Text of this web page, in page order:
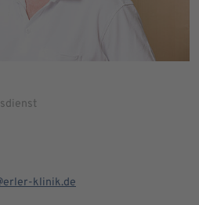
klinik.de